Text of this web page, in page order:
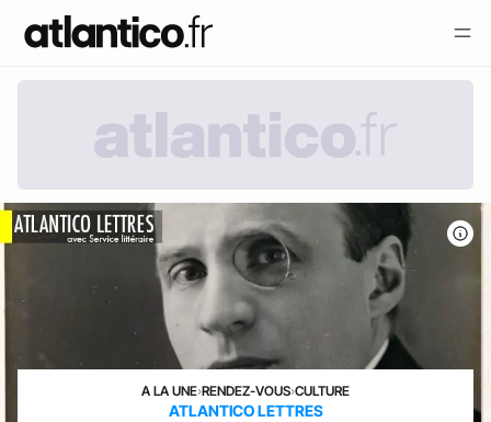
A LA UNE›RENDEZ-VOUS›CULTURE
ATLANTICO LETTRES